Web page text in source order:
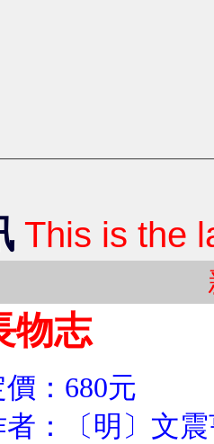
This is the
物志
價：680元
者：〔明〕文